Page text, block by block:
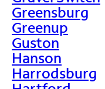
Greensburg
Greenup
Guston
Hanson
Harrodsburg